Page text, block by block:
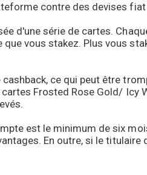
contre des devises
d'une série de cartes.
vous stakez. Plus vous
ce qui peut être
Frosted Rose Gold/ Icy
est le minimum de six
En outre, si le titulaire